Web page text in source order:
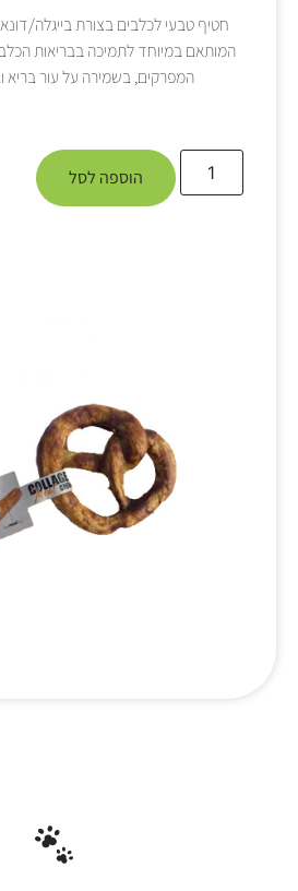
חטיף טבעי לכלבים בצורת בייגלה/
המותאם במיוחד לתמיכה בבריאות הכלב.
המפרקים, בשמירה על עור בריא
הוספה לסל